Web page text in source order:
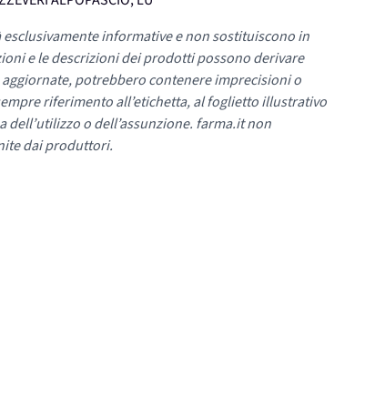
informative e non sostituiscono in
e le descrizioni dei prodotti possono derivare
potrebbero contenere imprecisioni o
riferimento all’etichetta, al foglietto illustrativo
o dell’assunzione. farma.it non
dai produttori.